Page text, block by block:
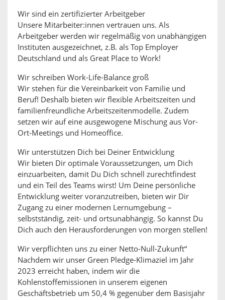
Wir sind ein zertifizierter Arbeitgeber
Unsere Mitarbeiter:innen vertrauen uns. Als
Arbeitgeber werden wir regelmäßig von unabhängigen
Instituten ausgezeichnet, z.B. als Top Employer
Deutschland und als Great Place to Work!
Wir schreiben Work-Life-Balance groß
Wir stehen für die Vereinbarkeit von Familie und
Beruf! Deshalb bieten wir flexible Arbeitszeiten und
familienfreundliche Arbeitszeitenmodelle. Zudem
setzen wir auf eine ausgewogene Mischung aus Vor-
Ort-Meetings und Homeoffice.
Wir unterstützen Dich bei Deiner Entwicklung
Wir bieten Dir optimale Voraussetzungen, um Dich
einzuarbeiten, damit Du Dich schnell zurechtfindest
und ein Teil des Teams wirst! Um Deine persönliche
Entwicklung weiter voranzutreiben, bieten wir Dir
Zugang zu einer modernen Lernumgebung –
selbstständig, zeit- und ortsunabhängig. So kannst Du
Dich auch den Herausforderungen von morgen stellen!
Wir verpflichten uns zu einer Netto-Null-Zukunft“
Nachdem wir unser Green Pledge-Klimaziel im Jahr
2023 erreicht haben, indem wir die
Kohlenstoffemissionen in unserem eigenen
Geschäftsbetrieb um 50,4 % gegenüber dem Basisjahr